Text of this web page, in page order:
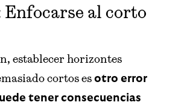
al corto
establecer horizontes
cortos es otro error
tener consecuencias